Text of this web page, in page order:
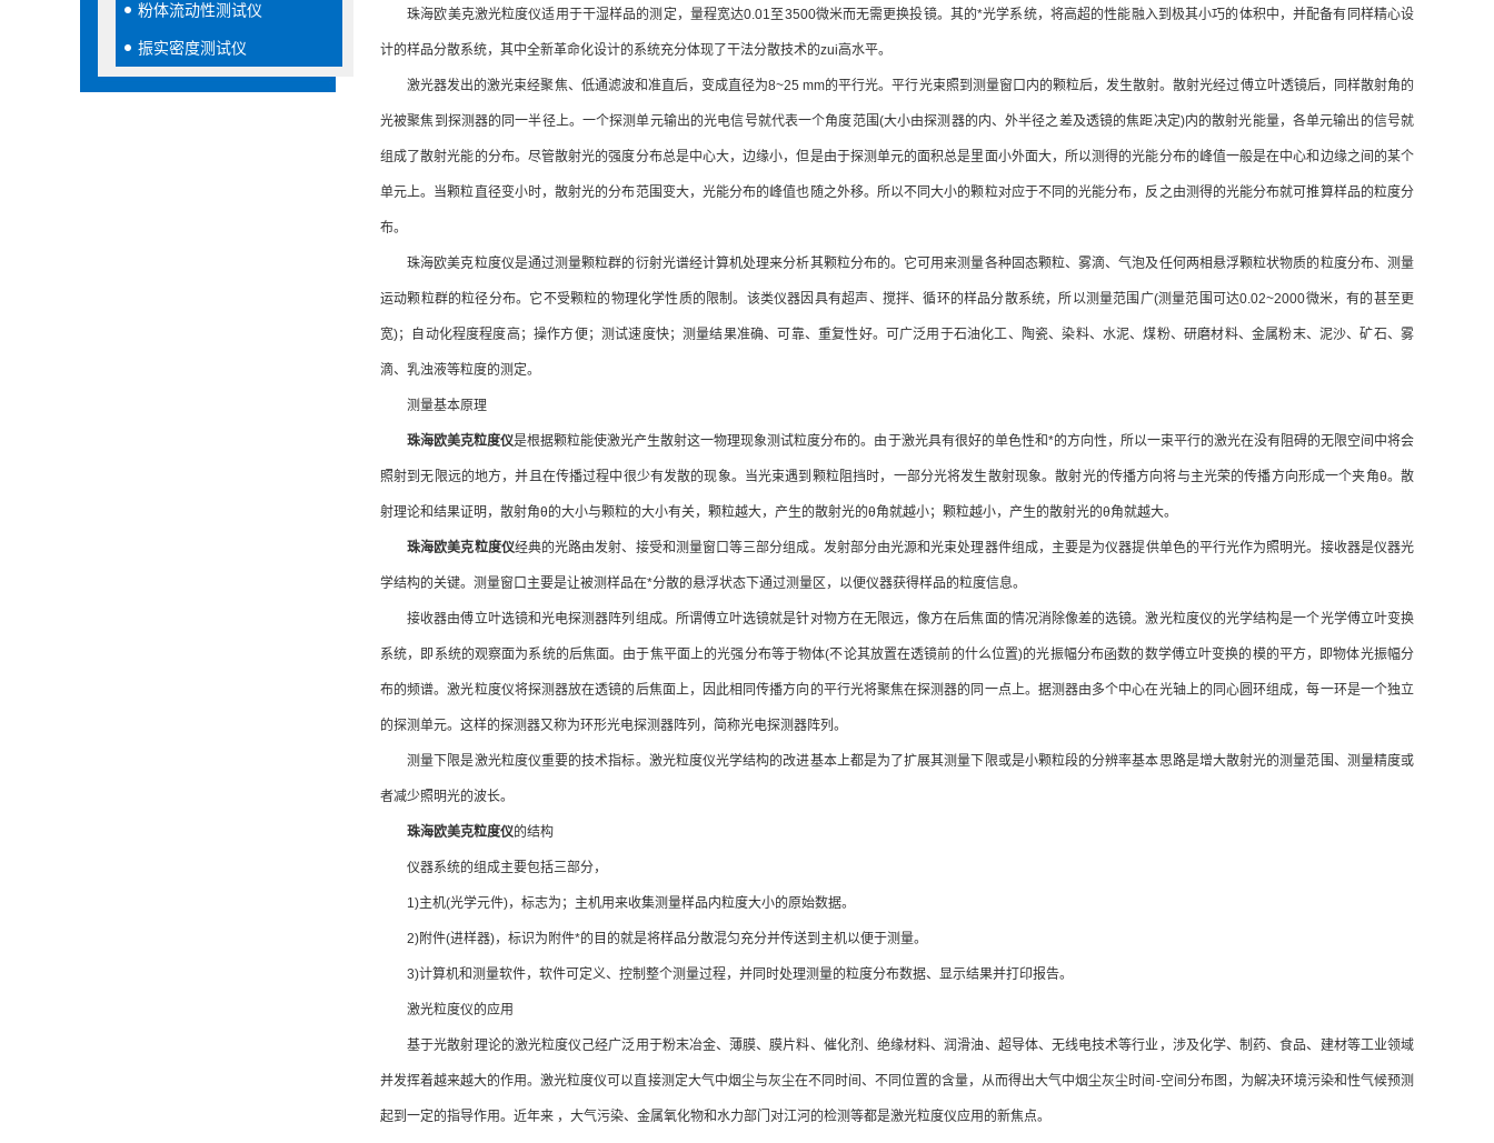
粉体流动性测试仪
振实密度测试仪
珠海欧美克激光粒度仪适用于干湿样品的测定，量程宽达0.01至3500微米而无需更换投镜。其的*光学系统，将高超的性能融入到极其小巧的体积中，并配备有同样精心设
计的样品分散系统，其中全新革命化设计的系统充分体现了干法分散技术的zui高水平。
激光器发出的激光束经聚焦、低通滤波和准直后，变成直径为8~25 mm的平行光。平行光束照到测量窗口内的颗粒后，发生散射。散射光经过傅立叶透镜后，同样散射角的
光被聚焦到探测器的同一半径上。一个探测单元输出的光电信号就代表一个角度范围(大小由探测器的内、外半径之差及透镜的焦距决定)内的散射光能量，各单元输出的信号就
组成了散射光能的分布。尽管散射光的强度分布总是中心大，边缘小，但是由于探测单元的面积总是里面小外面大，所以测得的光能分布的峰值一般是在中心和边缘之间的某个
单元上。当颗粒直径变小时，散射光的分布范围变大，光能分布的峰值也随之外移。所以不同大小的颗粒对应于不同的光能分布，反之由测得的光能分布就可推算样品的粒度分
布。
珠海欧美克粒度仪是通过测量颗粒群的衍射光谱经计算机处理来分析其颗粒分布的。它可用来测量各种固态颗粒、雾滴、气泡及任何两相悬浮颗粒状物质的粒度分布、测量
运动颗粒群的粒径分布。它不受颗粒的物理化学性质的限制。该类仪器因具有超声、搅拌、循环的样品分散系统，所以测量范围广(测量范围可达0.02~2000微米，有的甚至更
宽)；自动化程度程度高；操作方便；测试速度快；测量结果准确、可靠、重复性好。可广泛用于石油化工、陶瓷、染料、水泥、煤粉、研磨材料、金属粉末、泥沙、矿石、雾
滴、乳浊液等粒度的测定。
测量基本原理
珠海欧美克粒度仪是根据颗粒能使激光产生散射这一物理现象测试粒度分布的。由于激光具有很好的单色性和*的方向性，所以一束平行的激光在没有阻碍的无限空间中将会
照射到无限远的地方，并且在传播过程中很少有发散的现象。当光束遇到颗粒阻挡时，一部分光将发生散射现象。散射光的传播方向将与主光荣的传播方向形成一个夹角θ。散
射理论和结果证明，散射角θ的大小与颗粒的大小有关，颗粒越大，产生的散射光的θ角就越小；颗粒越小，产生的散射光的θ角就越大。
珠海欧美克粒度仪经典的光路由发射、接受和测量窗口等三部分组成。发射部分由光源和光束处理器件组成，主要是为仪器提供单色的平行光作为照明光。接收器是仪器光
学结构的关键。测量窗口主要是让被测样品在*分散的悬浮状态下通过测量区，以便仪器获得样品的粒度信息。
接收器由傅立叶选镜和光电探测器阵列组成。所谓傅立叶选镜就是针对物方在无限远，像方在后焦面的情况消除像差的选镜。激光粒度仪的光学结构是一个光学傅立叶变换
系统，即系统的观察面为系统的后焦面。由于焦平面上的光强分布等于物体(不论其放置在透镜前的什么位置)的光振幅分布函数的数学傅立叶变换的模的平方，即物体光振幅分
布的频谱。激光粒度仪将探测器放在透镜的后焦面上，因此相同传播方向的平行光将聚焦在探测器的同一点上。据测器由多个中心在光轴上的同心圆环组成，每一环是一个独立
的探测单元。这样的探测器又称为环形光电探测器阵列，简称光电探测器阵列。
测量下限是激光粒度仪重要的技术指标。激光粒度仪光学结构的改进基本上都是为了扩展其测量下限或是小颗粒段的分辨率基本思路是增大散射光的测量范围、测量精度或
者减少照明光的波长。
珠海欧美克粒度仪的结构
仪器系统的组成主要包括三部分，
1)主机(光学元件)，标志为；主机用来收集测量样品内粒度大小的原始数据。
2)附件(进样器)，标识为附件*的目的就是将样品分散混匀充分并传送到主机以便于测量。
3)计算机和测量软件，软件可定义、控制整个测量过程，并同时处理测量的粒度分布数据、显示结果并打印报告。
激光粒度仪的应用
基于光散射理论的激光粒度仪己经广泛用于粉末冶金、薄膜、膜片料、催化剂、绝缘材料、润滑油、超导体、无线电技术等行业，涉及化学、制药、食品、建材等工业领域
并发挥着越来越大的作用。激光粒度仪可以直接测定大气中烟尘与灰尘在不同时间、不同位置的含量，从而得出大气中烟尘灰尘时间-空间分布图，为解决环境污染和性气候预测
起到一定的指导作用。近年来 ，大气污染、金属氧化物和水力部门对江河的检测等都是激光粒度仪应用的新焦点。